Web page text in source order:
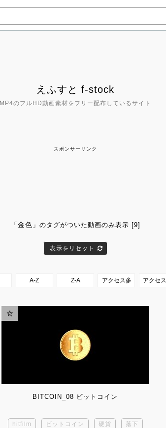
えふすと f-stock
MP4のフルHD動画素材をフリー配布しているサイト
「 金色 」のタグがついた動画のみ表示 [9]
表示をリセット
BITCOIN_08 ビットコイン
hitfilm ビットコイン 硬貨 落下